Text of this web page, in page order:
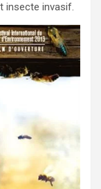
insecte invasif.